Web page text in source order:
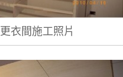
更衣間施工照片